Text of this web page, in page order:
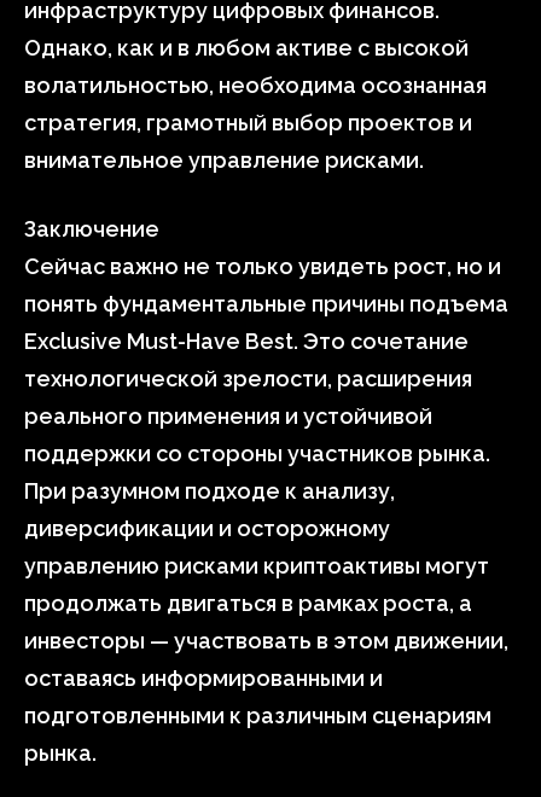
инфраструктуру цифровых финансов.
Однако, как и в любом активе с высокой
волатильностью, необходима осознанная
стратегия, грамотный выбор проектов и
внимательное управление рисками.
Заключение
Сейчас важно не только увидеть рост, но и
понять фундаментальные причины подъема
Exclusive Must-Have Best. Это сочетание
технологической зрелости, расширения
реального применения и устойчивой
поддержки со стороны участников рынка.
При разумном подходе к анализу,
диверсификации и осторожному
управлению рисками криптоактивы могут
продолжать двигаться в рамках роста, а
инвесторы — участвовать в этом движении,
оставаясь информированными и
подготовленными к различным сценариям
рынка.